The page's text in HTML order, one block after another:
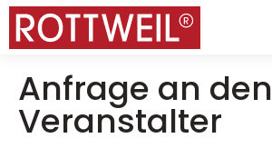
Anfrage an den
Veranstalter